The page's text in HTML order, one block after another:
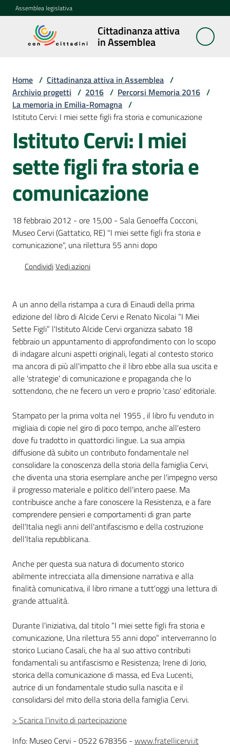
Vai al contenuto
Vai alla navigazione
Vai al footer
Assemblea legislativa
Cittadinanza attiva
in Assemblea
Cittadinanza
attiva in
Concittadini
Porte
aperte
Assemblea
Mostre
Percorsi
sulla
memoria
Seguici
su
Assemblea
legislativa
Assemblea
Attività
Argomenti
Per i media
Per i cittadini
Home / Cittadinanza attiva in Assemblea /
Archivio progetti / 2016 / Percorsi Memoria 2016 /
La memoria in Emilia-Romagna /
Istituto Cervi: I miei sette figli fra storia e comunicazione
Istituto Cervi: I miei
sette figli fra storia e
comunicazione
18 febbraio 2012 - ore 15,00 - Sala Genoeffa Cocconi,
Museo Cervi (Gattatico, RE) "I miei sette figli fra storia e
comunicazione", una rilettura 55 anni dopo
CondividiVedi azioni
A un anno della ristampa a cura di Einaudi della prima
edizione del libro di Alcide Cervi e Renato Nicolai “I Miei
Sette Figli” l'Istituto Alcide Cervi organizza sabato 18
febbraio un appuntamento di approfondimento con lo scopo
di indagare alcuni aspetti originali, legati al contesto storico
ma ancora di più all'impatto che il libro ebbe alla sua uscita e
alle 'strategie' di comunicazione e propaganda che lo
sottendono, che ne fecero un vero e proprio 'caso' editoriale.
Stampato per la prima volta nel 1955 , il libro fu venduto in
migliaia di copie nel giro di poco tempo, anche all'estero
dove fu tradotto in quattordici lingue. La sua ampia
diffusione dà subito un contributo fondamentale nel
consolidare la conoscenza della storia della famiglia Cervi,
che diventa una storia esemplare anche per l'impegno verso
il progresso materiale e politico dell'intero paese. Ma
contribuisce anche a fare conoscere la Resistenza, e a fare
comprendere pensieri e comportamenti di gran parte
dell'Italia negli anni dell'antifascismo e della costruzione
dell'Italia repubblicana.
Anche per questa sua natura di documento storico
abilmente intrecciata alla dimensione narrativa e alla
finalità comunicativa, il libro rimane a tutt'oggi una lettura di
grande attualità.
Durante l'iniziativa, dal titolo “I miei sette figli fra storia e
comunicazione, Una rilettura 55 anni dopo” interverranno lo
storico Luciano Casali, che ha al suo attivo contributi
fondamentali su antifascismo e Resistenza; Irene di Jorio,
storica della comunicazione di massa, ed Eva Lucenti,
autrice di un fondamentale studio sulla nascita e il
consolidarsi del mito della storia della famiglia Cervi.
> Scarica l'invito di partecipazione
Info: Museo Cervi - 0522 678356 - www.fratellicervi.it